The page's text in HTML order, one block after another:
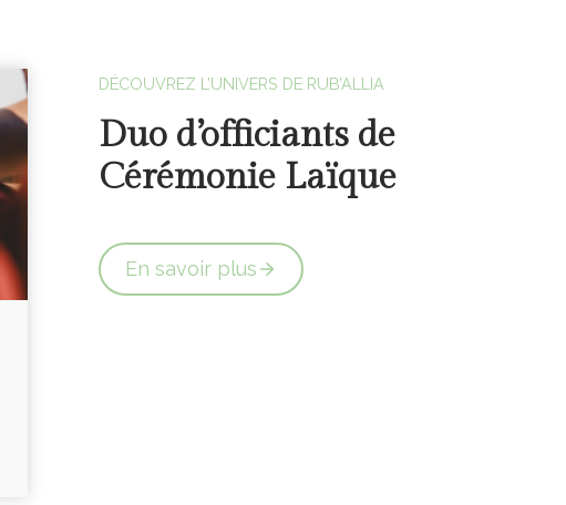
DÉCOUVREZ L’UNIVERS DE RUB’ALLIA
Duo d’officiants de
Cérémonie Laïque
En savoir plus